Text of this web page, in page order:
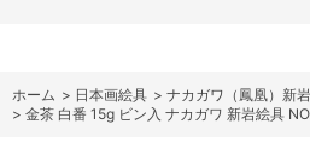
ホーム > 日本画絵具 > ナカガワ（鳳凰）新
> 金茶 白番 15g ビン入 ナカガワ 新岩絵具